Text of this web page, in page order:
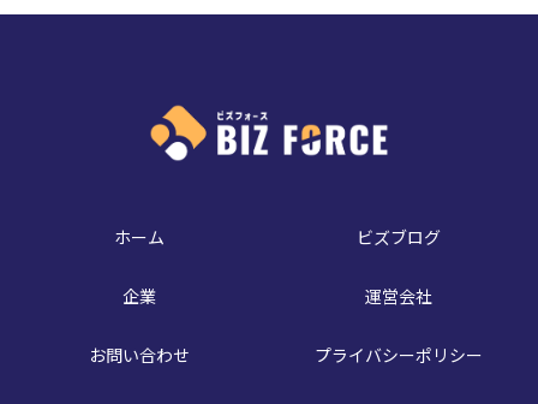
ホーム ビズブログ
企業 運営会社
お問い合わせ プライバシーポリシー